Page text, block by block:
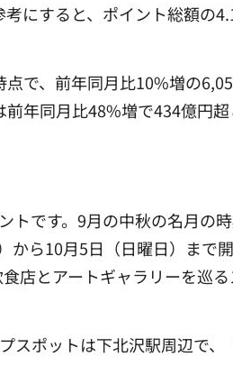
にすると、ポイント総額の
で、前年同月比10%増の
年同月比48%増で434億円
トです。9月の中秋の名月の
ら10月5日（日曜日）まで
店とアートギャラリーを巡
スポットは下北沢駅周辺で、